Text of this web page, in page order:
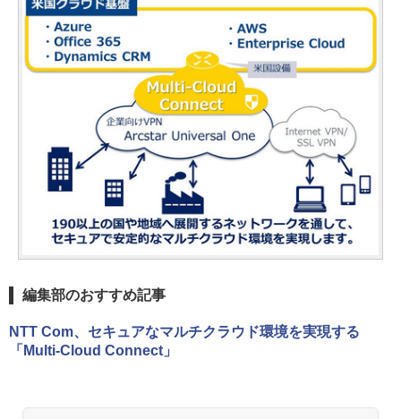
編集部のおすすめ記事
NTT Com、セキュアなマルチクラウド環境を実現する
「Multi-Cloud Connect」